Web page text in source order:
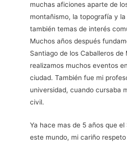
muchas aficiones aparte de
montañismo, la topografía y
también temas de interés
Muchos años después
Santiago de los Caballeros de
realizamos muchos eventos
ciudad. También fue mi
universidad, cuando cursaba
civil.
Ya hace mas de 5 años que
este mundo, mi cariño